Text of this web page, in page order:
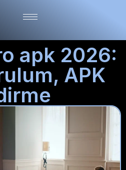
apk 2026:
APK